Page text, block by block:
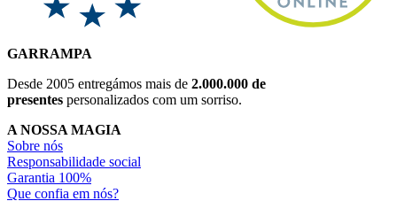
GARRAMPA
Desde 2005 entregámos mais de 2.000.000 de
presentes personalizados com um sorriso.
A NOSSA MAGIA
Sobre nós
Responsabilidade social
Garantia 100%
Que confia em nós?